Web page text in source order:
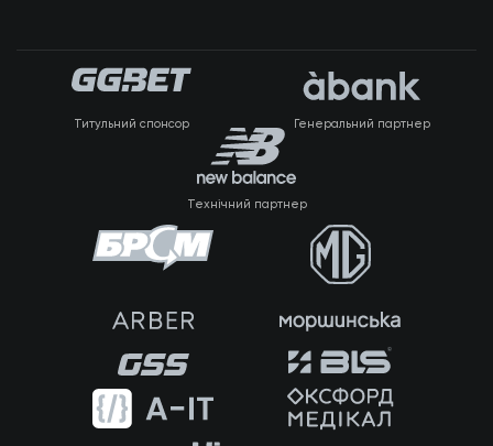
Титульний спонсор Генеральний партнер
Технічний партнер